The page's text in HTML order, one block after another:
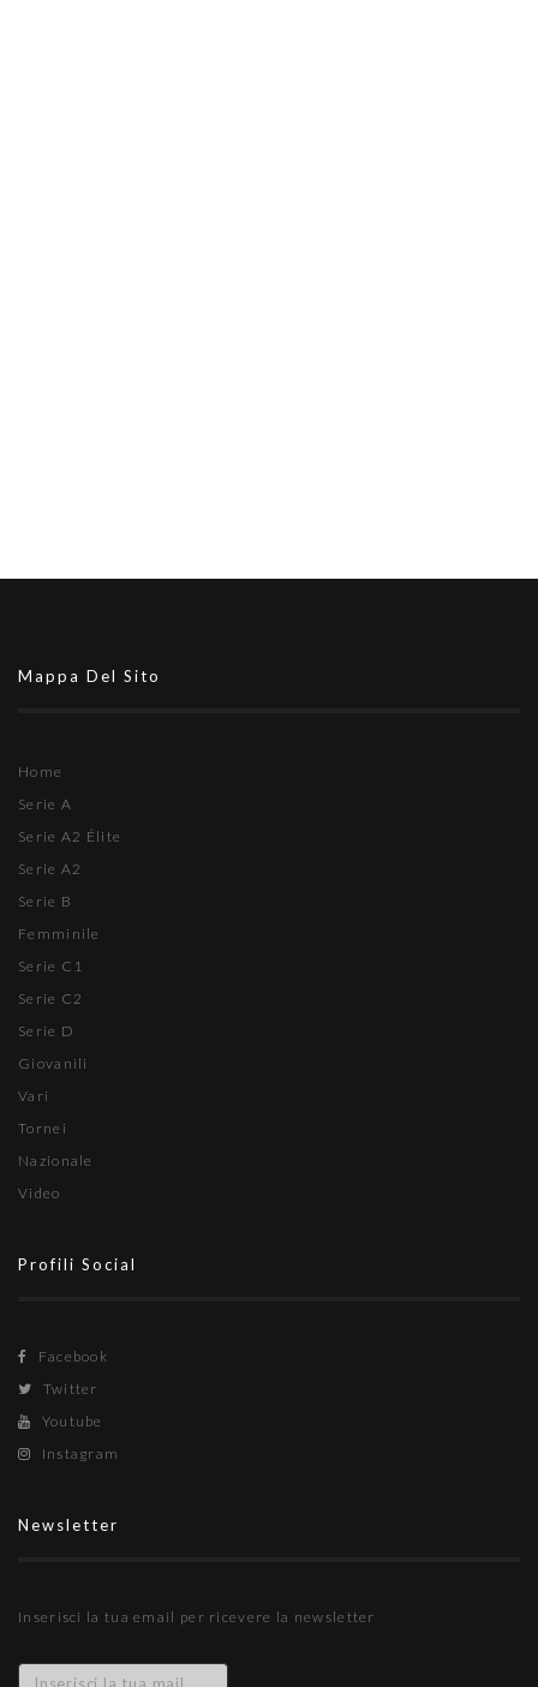
Mappa Del Sito
Home
Serie A
Serie A2 Élite
Serie A2
Serie B
Femminile
Serie C1
Serie C2
Serie D
Giovanili
Vari
Tornei
Nazionale
Video
Profili Social
Facebook
Twitter
Youtube
Instagram
Newsletter
Inserisci la tua email per ricevere la newsletter